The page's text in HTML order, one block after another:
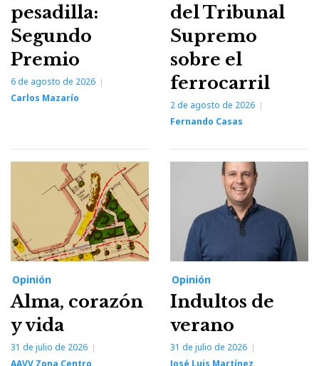
pesadilla:
Segundo
Premio
6 de agosto de 2026
Carlos Mazarío
del Tribunal
Supremo
sobre el
ferrocarril
2 de agosto de 2026
Fernando Casas
Opinión
Alma, corazón
y vida
31 de julio de 2026
AAVV Zona Centro
Opinión
Indultos de
verano
31 de julio de 2026
José Luis Martínez